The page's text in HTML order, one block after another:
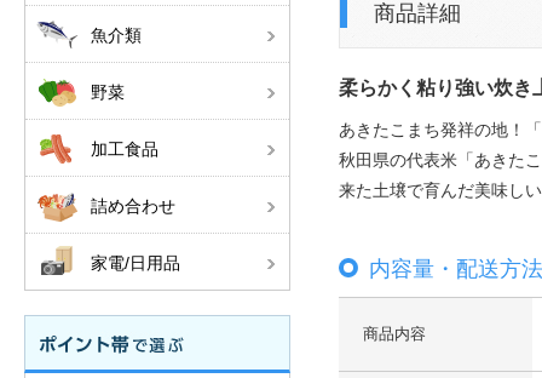
商品詳細
柔らかく粘り強い炊き
あきたこまち発祥の地！
秋田県の代表米「あきた
来た土壌で育んだ美味し
内容量・配送方
商品内容
魚介類
野菜
加工食品
詰め合わせ
家電/日用品